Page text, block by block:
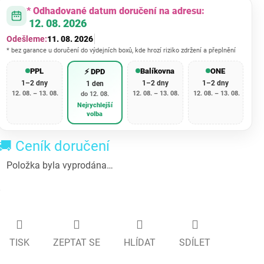
* Odhadované datum doručení na adresu:
12. 08. 2026
Odešleme:11. 08. 2026
* bez garance u doručení do výdejních boxů, kde hrozí riziko zdržení a přeplnění
PPL
1–2 dny
12. 08. – 13. 08.
⚡ DPD
1 den
do 12. 08.
Nejrychlejší
volba
Balíkovna
1–2 dny
12. 08. – 13. 08.
ONE
1–2 dny
12. 08. – 13. 08.
Ceník doručení
Položka byla vyprodána…
TISK ZEPTAT SE HLÍDAT SDÍLET